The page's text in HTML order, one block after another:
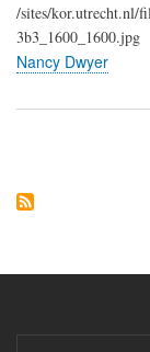
/sites/kor.utrecht.nl/
3b3_1600_1600.jpg
Nancy Dwyer